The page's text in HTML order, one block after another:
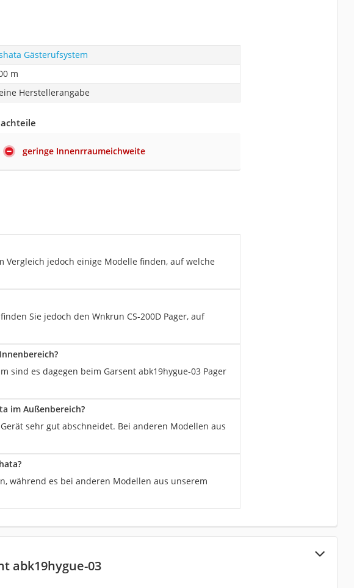
Gästerufsystem
m
Herstellerangabe
geringe Innenrraumeichweite
jedoch einige Modelle finden, auf welche
Sie jedoch den Wnkrun ‎CS-200D Pager, auf
sind es dagegen beim Garsent abk19hygue-03 Pager
im Außenbereich?
sehr gut abschneidet. Bei anderen Modellen aus
während es bei anderen Modellen aus unserem
abk19hygue-03